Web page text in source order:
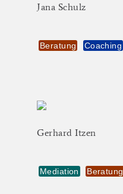
Jana Schulz
Beratung Coaching
Gerhard Itzen
Mediation Beratung